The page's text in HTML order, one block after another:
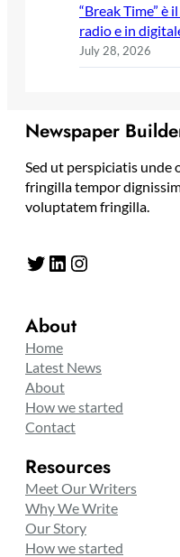
“Break Time” è
radio e in
July 28, 2026
Newspaper
Sed ut perspiciatis
fringilla tempor
voluptatem fringilla.
Twitter LinkedIn Instagram
About
Home
Latest News
About
How we started
Contact
Resources
Meet Our Writers
Why We Write
Our Story
How we started